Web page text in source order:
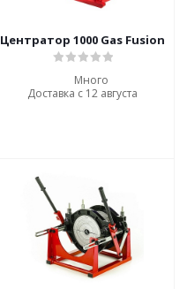
Центратор 1000 Gas Fusion
Много
Доставка с 12 августа